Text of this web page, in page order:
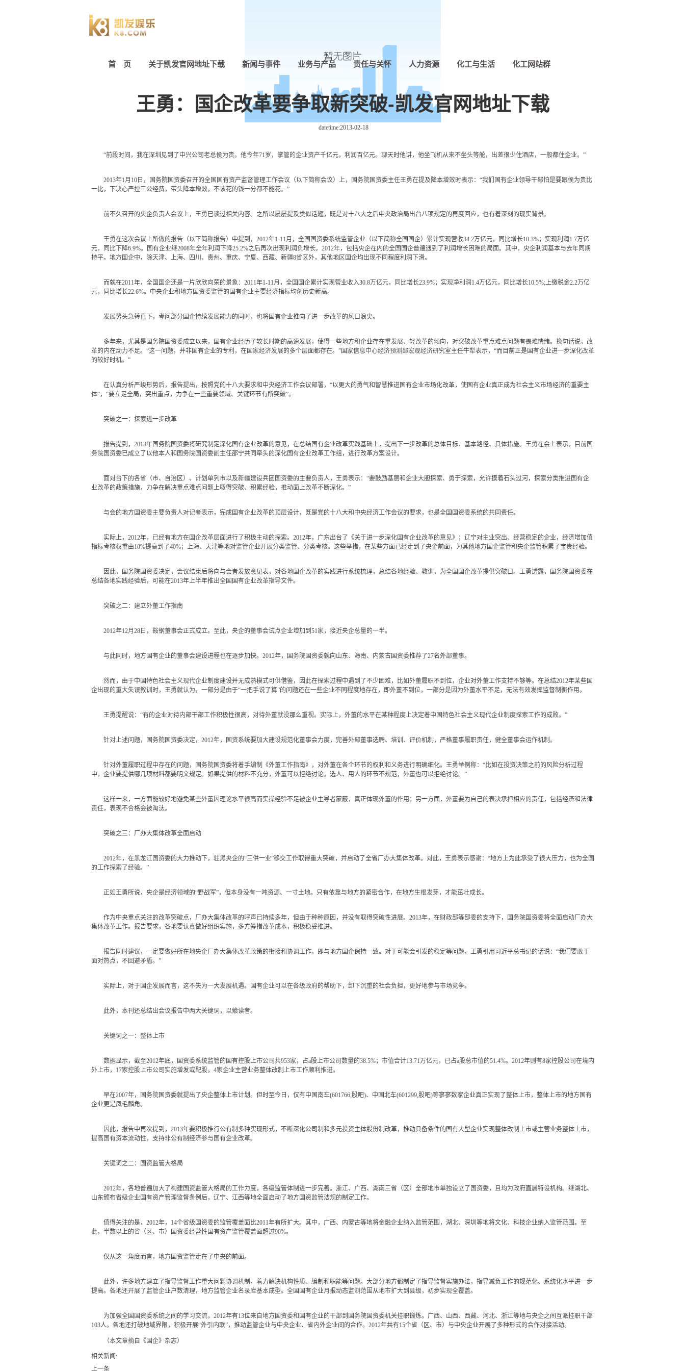
首 页 关于凯发官网地址下载 新闻与事件 业务与产品 责任与关怀 人力资源 化工与生活 化工网站群
王勇：国企改革要争取新突破-凯发官网地址下载
datetime:2013-02-18
“前段时间，我在深圳见到了中兴公司老总侯为贵。他今年71岁，掌管的企业资产千亿元，利润百亿元。聊天时他讲，他坐飞机从来不坐头等舱，出差很少住酒店，一般都住企业。”
2013年1月10日，国务院国资委召开的全国国有资产监督管理工作会议（以下简称会议）上，国务院国资委主任王勇在提及降本增效时表示：“我们国有企业领导干部怕是要跟侯为贵比
一比，下决心严控三公经费，带头降本增效，不该花的钱一分都不能花。”
前不久召开的央企负责人会议上，王勇已谈过相关内容。之所以屡屡提及类似话题，既是对十八大之后中央政治局出台八项规定的再度回应，也有着深刻的现实背景。
王勇在这次会议上所做的报告（以下简称报告）中提到，2012年1-11月，全国国资委系统监管企业（以下简称全国国企）累计实现营收34.2万亿元，同比增长10.3%；实现利润1.7万亿
元，同比下降6.9%。国有企业继2008年全年利润下降25.2%之后再次出现利润负增长。2012年，包括央企在内的全国国企普遍遇到了利润增长困难的局面。其中，央企利润基本与去年同期
持平。地方国企中，除天津、上海、四川、贵州、重庆、宁夏、西藏、新疆8省区外，其他地区国企均出现不同程度利润下滑。
而就在2011年，全国国企还是一片欣欣向荣的景象：2011年1-11月，全国国企累计实现营业收入30.8万亿元，同比增长23.9%；实现净利润1.4万亿元，同比增长10.5%;上缴税金2.2万亿
元，同比增长22.6%。中央企业和地方国资委监管的国有企业主要经济指标均创历史新高。
发展势头急转直下，考问部分国企持续发展能力的同时，也将国有企业推向了进一步改革的风口浪尖。
多年来，尤其是国务院国资委成立以来，国有企业经历了较长时期的高速发展，使得一些地方和企业存在重发展、轻改革的倾向，对突破改革重点难点问题有畏难情绪。换句话说，改
革的内在动力不足。“这一问题，并非国有企业的专利，在国家经济发展的多个层面都存在。”国家信息中心经济预测部宏观经济研究室主任牛犁表示，“而目前正是国有企业进一步深化改革
的较好时机。”
在认真分析严峻形势后，报告提出，按照党的十八大要求和中央经济工作会议部署，“以更大的勇气和智慧推进国有企业市场化改革，使国有企业真正成为社会主义市场经济的重要主
体”，“要立足全局，突出重点，力争在一些重要领域、关键环节有所突破”。
突破之一：探索进一步改革
报告提到，2013年国务院国资委将研究制定深化国有企业改革的意见，在总结国有企业改革实践基础上，提出下一步改革的总体目标、基本路径、具体措施。王勇在会上表示，目前国
务院国资委已成立了以他本人和国务院国资委副主任邵宁共同牵头的深化国有企业改革工作组，进行改革方案设计。
面对台下的各省（市、自治区）、计划单列市以及新疆建设兵团国资委的主要负责人，王勇表示：“要鼓励基层和企业大胆探索、勇于探索，允许摸着石头过河，探索分类推进国有企
业改革的政策措施，力争在解决重点难点问题上取得突破、积累经验，推动面上改革不断深化。”
与会的地方国资委主要负责人对记者表示，完成国有企业改革的顶层设计，既是党的十八大和中央经济工作会议的要求，也是全国国资委系统的共同责任。
实际上，2012年，已经有地方在国企改革层面进行了积极主动的探索。2012年，广东出台了《关于进一步深化国有企业改革的意见》；辽宁对主业突出、经营稳定的企业，经济增加值
指标考核权重由10%提高到了40%；上海、天津等地对监管企业开展分类监管、分类考核。这些举措，在某些方面已经走到了央企前面，为其他地方国企监管和央企监管积累了宝贵经验。
因此，国务院国资委决定，会议结束后将向与会者发放意见表，对各地国企改革的实践进行系统梳理，总结各地经验、教训，为全国国企改革提供突破口。王勇透露，国务院国资委在
总结各地实践经验后，可能在2013年上半年推出全国国有企业改革指导文件。
突破之二：建立外董工作指南
2012年12月28日，鞍钢董事会正式成立。至此，央企的董事会试点企业增加到51家，接近央企总量的一半。
与此同时，地方国有企业的董事会建设进程也在逐步加快。2012年，国务院国资委就向山东、海南、内蒙古国资委推荐了27名外部董事。
然而，由于中国特色社会主义现代企业制度建设并无成熟模式可供借鉴，因此在探索过程中遇到了不少困难，比如外董履职不到位，企业对外董工作支持不够等。在总结2012年某些国
企出现的重大失误教训时，王勇就认为，一部分是由于“一把手说了算”的问题还在一些企业不同程度地存在，即外董不到位，一部分是因为外董水平不足，无法有效发挥监督制衡作用。
王勇提醒说：“有的企业对待内部干部工作积极性很高，对待外董就没那么重视。实际上，外董的水平在某种程度上决定着中国特色社会主义现代企业制度探索工作的成败。”
针对上述问题，国务院国资委决定，2012年，国资系统要加大建设规范化董事会力度，完善外部董事选聘、培训、评价机制，严格董事履职责任，健全董事会运作机制。
针对外董履职过程中存在的问题，国务院国资委将着手编制《外董工作指南》，对外董在各个环节的权利和义务进行明确细化。王勇举例称：“比如在投资决策之前的风险分析过程
中，企业要提供哪几项材料都要明文规定。如果提供的材料不充分，外董可以拒绝讨论。选人、用人的环节不规范，外董也可以拒绝讨论。”
这样一来，一方面能较好地避免某些外董因理论水平很高而实操经验不足被企业主导者蒙蔽，真正体现外董的作用；另一方面，外董要为自己的表决承担相应的责任，包括经济和法律
责任，表现不合格会被淘汰。
突破之三：厂办大集体改革全面启动
2012年，在黑龙江国资委的大力推动下，驻黑央企的“三供一业”移交工作取得重大突破，并启动了全省厂办大集体改革。对此，王勇表示感谢：“地方上为此承受了很大压力，也为全国
的工作探索了经验。”
正如王勇所说，央企是经济领域的“野战军”，但本身没有一吨资源、一寸土地。只有依靠与地方的紧密合作，在地方生根发芽，才能茁壮成长。
作为中央重点关注的改革突破点，厂办大集体改革的呼声已持续多年，但由于种种原因，并没有取得突破性进展。2013年，在财政部等部委的支持下，国务院国资委将全面启动厂办大
集体改革工作。报告要求，各地要认真做好组织实施，多方筹措改革成本，积极稳妥推进。
报告同时建议，一定要做好所在地央企厂办大集体改革政策的衔接和协调工作，即与地方国企保持一致。对于可能会引发的稳定等问题，王勇引用习近平总书记的话说：“我们要敢于
面对热点，不回避矛盾。”
实际上，对于国企发展而言，这不失为一大发展机遇。国有企业可以在各级政府的帮助下，卸下沉重的社会负担，更好地参与市场竞争。
此外，本刊还总结出会议报告中两大关键词，以飨读者。
关键词之一：整体上市
数据显示，截至2012年底，国资委系统监管的国有控股上市公司共953家，占a股上市公司数量的38.5%；市值合计13.71万亿元，已占a股总市值的51.4%。2012年则有8家控股公司在境内
外上市，17家控股上市公司实施增发或配股，4家企业主营业务整体改制上市工作顺利推进。
早在2007年，国务院国资委就提出了央企整体上市计划。但时至今日，仅有中国南车(601766,股吧)、中国北车(601299,股吧)等寥寥数家企业真正实现了整体上市，整体上市的地方国有
企业更是凤毛麟角。
因此，报告中再次提到，2013年要积极推行公有制多种实现形式，不断深化公司制和多元投资主体股份制改革，推动具备条件的国有大型企业实现整体改制上市或主营业务整体上市，
提高国有资本流动性，支持非公有制经济参与国有企业改革。
关键词之二：国资监管大格局
2012年，各地普遍加大了构建国资监管大格局的工作力度，各级监管体制进一步完善。浙江、广西、湖南三省（区）全部地市单独设立了国资委，且均为政府直属特设机构。继湖北、
山东颁布省级企业国有资产管理监督条例后，辽宁、江西等地全面启动了地方国资监管法规的制定工作。
值得关注的是，2012年，14个省级国资委的监管覆盖面比2011年有所扩大。其中，广西、内蒙古等地将金融企业纳入监管范围，湖北、深圳等地将文化、科技企业纳入监管范围。至
此，半数以上的省（区、市）国资委经营性国有资产监管覆盖面超过90%。
仅从这一角度而言，地方国资监管走在了中央的前面。
此外，许多地方建立了指导监督工作重大问题协调机制，着力解决机构性质、编制和职能等问题。大部分地方都制定了指导监督实施办法，指导减负工作的规范化、系统化水平进一步
提高。各地还开展了监管企业户数清理，地方监管企业名录库基本成型。全国国有企业月报动态监测范围从地市扩大到县级，初步实现全覆盖。
为加强全国国资委系统之间的学习交流，2012年有13位来自地方国资委和国有企业的干部到国务院国资委机关挂职锻炼。广西、山西、西藏、河北、浙江等地与央企之间互派挂职干部
103人。各地还打破地域界限，积极开展“外引内联”，推动监管企业与中央企业、省内外企业间的合作。2012年共有15个省（区、市）与中央企业开展了多种形式的合作对接活动。
（本文章摘自《国企》杂志）
相关新闻:
上一条